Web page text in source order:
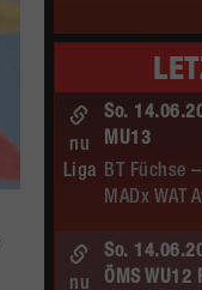
So.
MU13
BT Füchse –
MADx WAT
nu
Liga
So.
ÖMS WU12
nu